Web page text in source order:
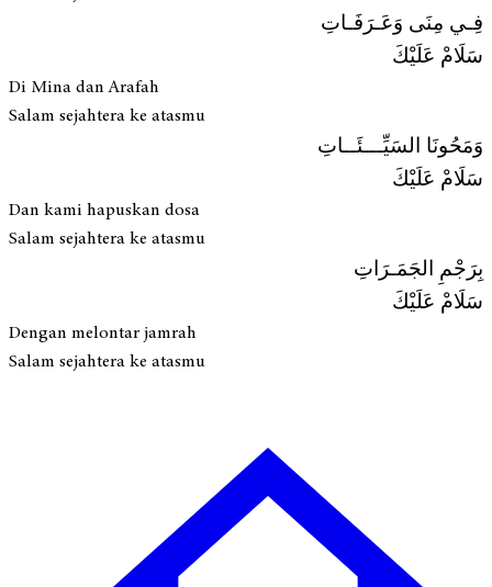
فِـي مِنَى وَعَـرَفَـاتِ
سَلَامْ عَلَيْكَ
Di Mina dan Arafah
Salam sejahtera ke atasmu
وَمَحُونَا السَيِّـــئَــاتِ
سَلَامْ عَلَيْكَ
Dan kami hapuskan dosa
Salam sejahtera ke atasmu
بِرَجْمِ الجَمَـرَاتِ
سَلَامْ عَلَيْكَ
Dengan melontar jamrah
Salam sejahtera ke atasmu